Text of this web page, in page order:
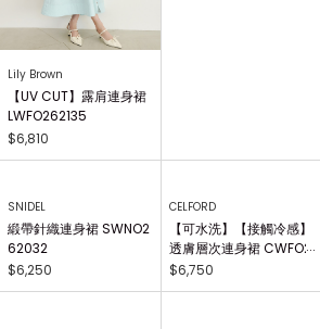
Lily Brown
【UV CUT】露肩連身裙
LWFO262135
$6,810
SNIDEL
緞帶針織連身裙 SWNO2
62032
$6,250
CELFORD
【可水洗】【接觸冷感】
透膚層次連身裙 CWFO2
64030
$6,750